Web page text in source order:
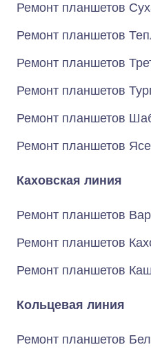
Ремонт планшетов
Ремонт планшетов
Ремонт планшетов
Ремонт планшетов
Ремонт планшетов
Ремонт планшетов
Каховская линия
Ремонт планшетов
Ремонт планшетов
Ремонт планшетов
Кольцевая линия
Ремонт планшетов